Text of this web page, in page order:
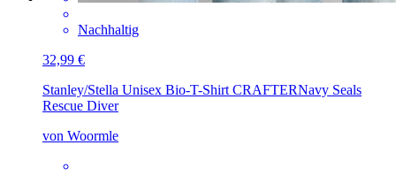
Nachhaltig
32,99 €
Stanley/Stella Unisex Bio-T-Shirt CRAFTERNavy Seals
Rescue Diver
von Woormle